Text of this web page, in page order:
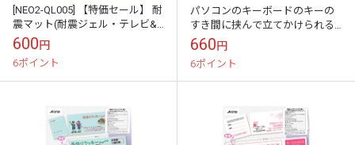
[NEO2-QL005] 【特価セール】 耐
震マット(耐震ジェル・テレビ&
パソコン対応・耐震度7・耐荷重
40kg)★
600円
6ポイント
パソコンのキーボードのキーの
すき間に挟んで立てかけられる
かわいい伝言メモ ハイモジモ
ジ Deng On MOOMIN\"スニフ\"
660円
6ポイント